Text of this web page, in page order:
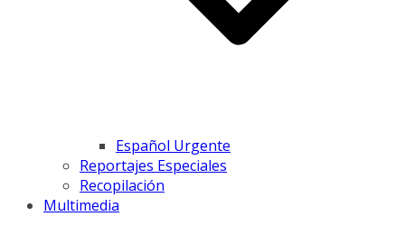
Español Urgente
Reportajes Especiales
Recopilación
Multimedia